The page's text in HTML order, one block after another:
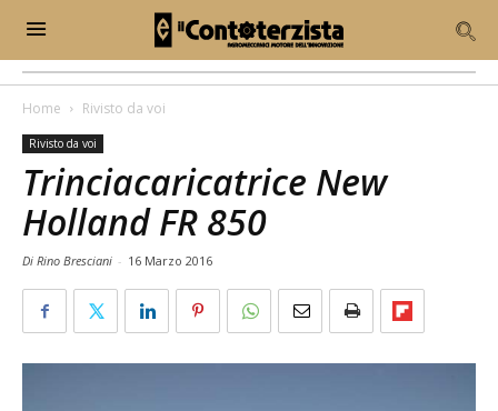
Home Rivisto da voi
Rivisto da voi
Trinciacaricatrice New
Holland FR 850
Di Rino Bresciani - 16 Marzo 2016